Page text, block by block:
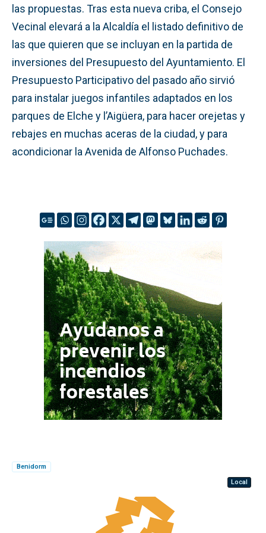
las propuestas. Tras esta nueva criba, el Consejo
Vecinal elevará a la Alcaldía el listado definitivo de
las que quieren que se incluyan en la partida de
inversiones del Presupuesto del Ayuntamiento. El
Presupuesto Participativo del pasado año sirvió
para instalar juegos infantiles adaptados en los
parques de Elche y l’Aigüera, para hacer orejetas y
rebajes en muchas aceras de la ciudad, y para
acondicionar la Avenida de Alfonso Puchades.
Benidorm
Local